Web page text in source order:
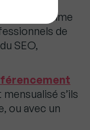
une gamme
de
SEO,
s’ils
ou avec un